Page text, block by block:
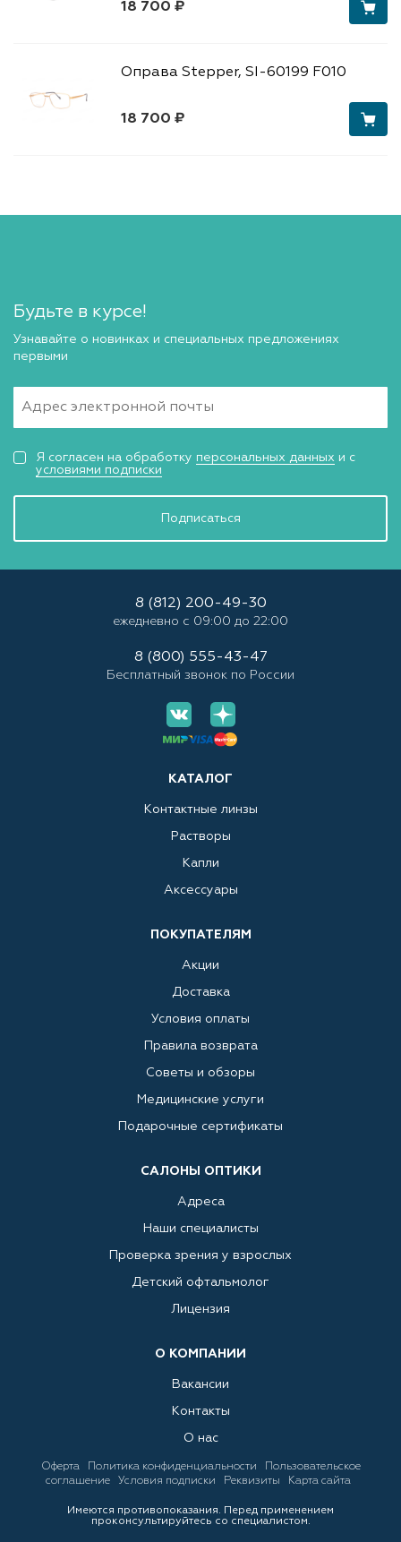
18 700 ₽
18 700 ₽
Оправа Stepper, SI-60199 F010
Будьте в курсе!
Узнавайте о новинках и специальных предложениях
первыми
Подписаться
Я согласен на обработку персональных данных и с
условиями подписки
КАТАЛОГ
Контактные линзы
Растворы
Капли
Аксессуары
ПОКУПАТЕЛЯМ
Акции
Доставка
Условия оплаты
Правила возврата
Советы и обзоры
Медицинские услуги
Подарочные сертификаты
САЛОНЫ ОПТИКИ
Адреса
Наши специалисты
Проверка зрения у взрослых
Детский офтальмолог
Лицензия
О КОМПАНИИ
Вакансии
Контакты
О нас
8 (812) 200-49-30
ежедневно с 09:00 до 22:00
8 (800) 555-43-47
Бесплатный звонок по России
Оферта Политика конфиденциальности
Пользовательское
соглашение
Условия подписки Реквизиты Карта сайта
Имеются противопоказания. Перед применением
проконсультируйтесь со специалистом.